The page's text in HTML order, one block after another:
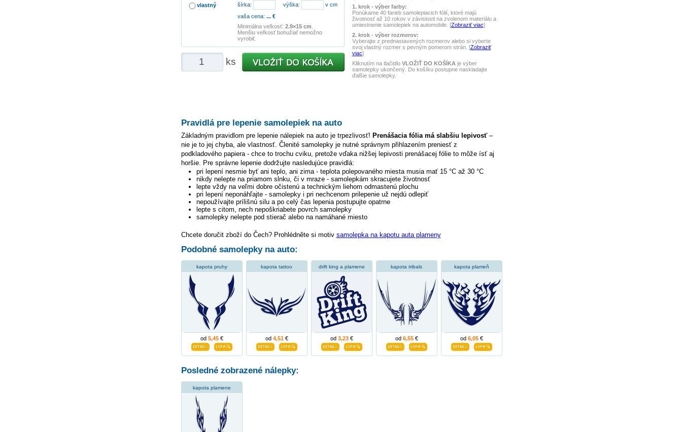
1. krok - výber farby:
Ponúkame 40 farieb samolepiacich fólií, ktoré majú
životnosť až 10 rokov v závislosti na zvolenom materiálu a
umiestnenie samolepiek na automobile. [Zobraziť viac]
2. krok - výber rozmerov:
Vyberajte z prednastavených rozmerov alebo si vyberte
svoj vlastný rozmer s pevným pomerom strán. [Zobraziť
viac]
Kliknutím na tlačidlo VLOŽIŤ DO KOŠÍKA je výber
samolepky ukončený. Do košíku postupne naskladajte
ďalšie samolepky.
vlastný šírka: výška:
v cm
vaša cena: ...€
Minimálna veľkosť: 2.9×15 cm
Menšiu veľkosť bohužiaľ nemožno
vyrobiť.
ks
Pravidlá pre lepenie samolepiek na auto
Základným pravidlom pre lepenie nálepiek na auto je trpezlivosť! Prenášacia fólia má slabšiu lepivosť–
nie je to jej chyba, ale vlastnosť. Členité samolepky je nutné správnym přihlazením preniesť z
podkladového papiera - chce to trochu cviku, pretože vďaka nižšej lepivosti prenášacej fólie to môže ísť aj
horšie. Pre správne lepenie dodržujte nasledujúce pravidlá:
pri lepení nesmie byť ani teplo, ani zima - teplota polepovaného miesta musia mať 15 °C až 30 °C
nikdy nelepte na priamom slnku, či v mraze - samolepkám skracujete životnosť
lepte vždy na veľmi dobre očistenú a technickým liehom odmastenú plochu
pri lepení neponáhľajte - samolepky i pri nechcenom prilepenie už nejdú odlepiť
nepoužívajte prílišnú silu a po celý čas lepenia postupujte opatrne
lepte s citom, nech nepoškriabete povrch samolepky
samolepky nelepte pod stierač alebo na namáhané miesto
Chcete doručit zboží do Čech? Prohlédněte si motiv samolepka na kapotu auta plameny
Podobné samolepky na auto:
kapota pruhy
od 5,45€
kapota tattoo
od 4,51€
drift king a plamene
od 3,23€
kapota tribals
od 6,55€
kapota plameň
od 6,05€
Posledné zobrazené nálepky:
kapota plamene